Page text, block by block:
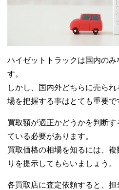
ハイゼットトラックは国内のみ
す。
しかし、国内外どちらに売ら
場を把握する事はとても重要で
買取額が適正かどうかを判断
ている必要があります。
買取価格の相場を知るには、
りを提示してもらいましょう。
各買取店に査定依頼すると、